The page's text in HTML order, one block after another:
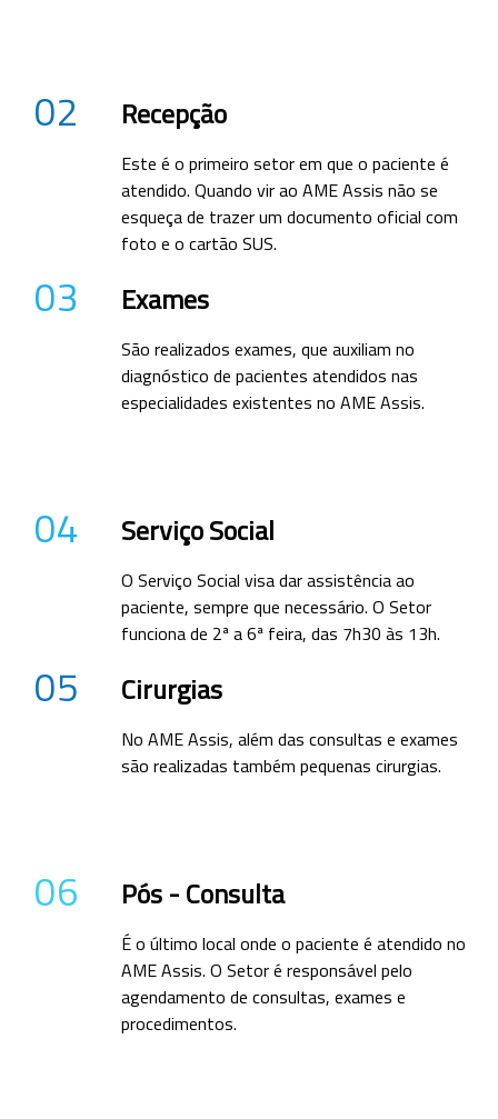
02 Recepção
Este é o primeiro setor em que o paciente é
atendido. Quando vir ao AME Assis não se
esqueça de trazer um documento oficial com
foto e o cartão SUS.
03 Exames
São realizados exames, que auxiliam no
diagnóstico de pacientes atendidos nas
especialidades existentes no AME Assis.
04 Serviço Social
O Serviço Social visa dar assistência ao
paciente, sempre que necessário. O Setor
funciona de 2ª a 6ª feira, das 7h30 às 13h.
05 Cirurgias
No AME Assis, além das consultas e exames
são realizadas também pequenas cirurgias.
06 Pós - Consulta
É o último local onde o paciente é atendido no
AME Assis. O Setor é responsável pelo
agendamento de consultas, exames e
procedimentos.